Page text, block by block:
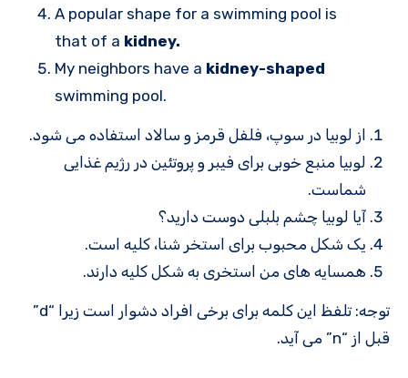
A popular shape for a swimming pool is
that of a kidney.
My neighbors have a kidney-shaped
swimming pool.
از لوبیا در سوپ، فلفل قرمز و سالاد استفاده می شود.
لوبیا منبع خوبی برای فیبر و پروتئین در رژیم غذایی
شماست.
آیا لوبیا چشم بلبلی دوست دارید؟
یک شکل محبوب برای استخر شنا، کلیه است.
همسایه های من استخری به شکل کلیه دارند.
توجه: تلفظ این کلمه برای برخی افراد دشوار است زیرا “d”
قبل از “n” می آید.